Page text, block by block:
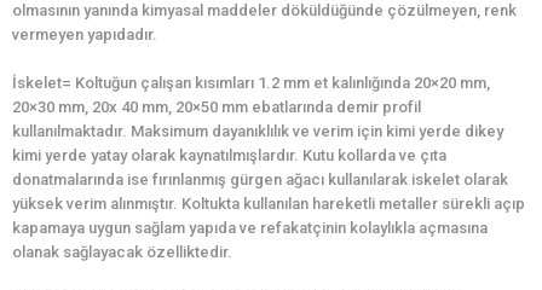
olmasının yanında kimyasal maddeler döküldüğünde çözülmeyen, renk
vermeyen yapıdadır.
İskelet= Koltuğun çalışan kısımları 1.2 mm et kalınlığında 20×20 mm,
20×30 mm, 20x 40 mm, 20×50 mm ebatlarında demir profil
kullanılmaktadır. Maksimum dayanıklılık ve verim için kimi yerde dikey
kimi yerde yatay olarak kaynatılmışlardır. Kutu kollarda ve çıta
donatmalarında ise fırınlanmış gürgen ağacı kullanılarak iskelet olarak
yüksek verim alınmıştır. Koltukta kullanılan hareketli metaller sürekli açıp
kapamaya uygun sağlam yapıda ve refakatçinin kolaylıkla açmasına
olanak sağlayacak özelliktedir.